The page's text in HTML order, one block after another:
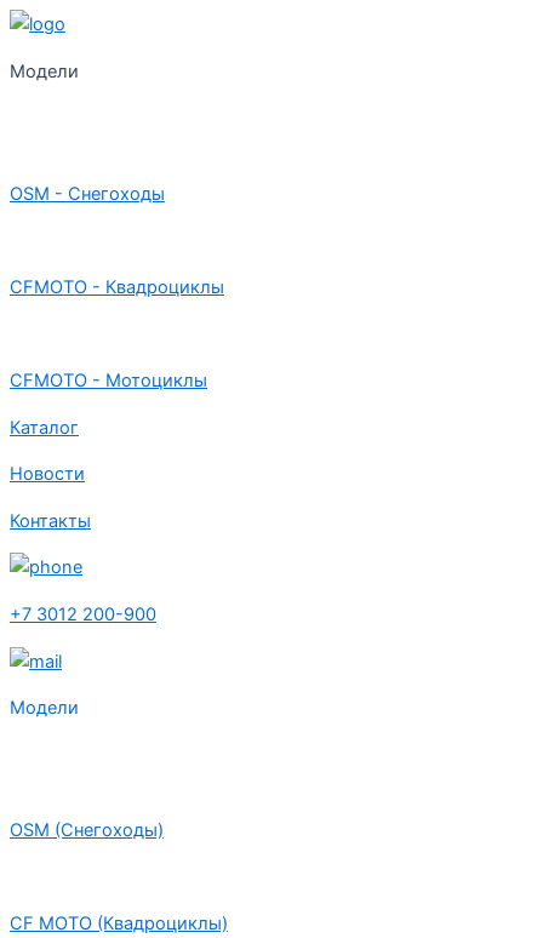
Модели
OSM - Снегоходы
CFMOTO - Квадроциклы
CFMOTO - Мотоциклы
Каталог
Новости
Контакты
+7 3012 200-900
Модели
OSM (Снегоходы)
CF MOTO (Квадроциклы)